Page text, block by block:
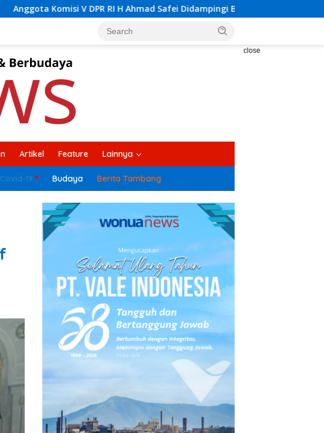
Safei Didampingi Bupati Kolaka H Amri Tinjau Lokasi Rencana
close
Artikel Feature Lainnya
Covid-19 Budaya Berita Tambang